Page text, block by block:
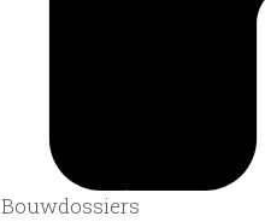
Bouwdossiers